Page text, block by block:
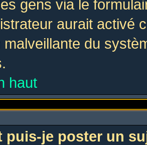
gens via le
aurait activé
malveillante du
haut
puis-je poster un